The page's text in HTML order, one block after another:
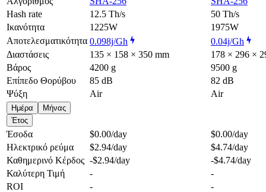
Hash rate
12.5 Th/s
50 Th/s
Ικανότητα
1225W
1975W
Αποτελεσματικότητα 0.098j/Gh
0.04j/Gh
Διαστάσεις
135 × 158 × 350 mm
178 × 296 ×
Βάρος
4200 g
9500 g
Επίπεδο Θορύβου
85 dB
82 dB
Ψύξη
Air Air
Ημέρα
Μήνας
Έτος
Έσοδα $0.00/day $0.00/day
Ηλεκτρικό ρεύμα
$2.94/day $4.74/day
Καθημερινό Κέρδος -$2.94/day -$4.74/day
Καλύτερη Τιμή
-
-
ROI
-
-